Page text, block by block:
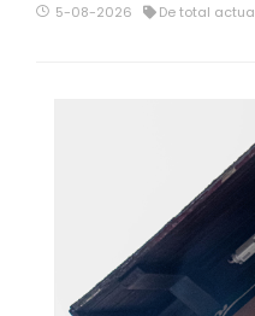
5-08-2026 De total